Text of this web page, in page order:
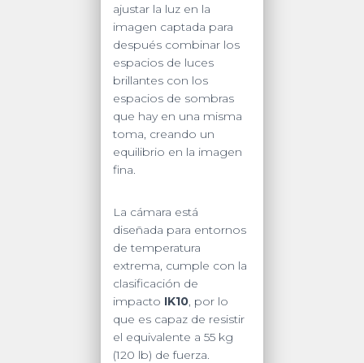
ajustar la luz en la
imagen captada para
después combinar los
espacios de luces
brillantes con los
espacios de sombras
que hay en una misma
toma, creando un
equilibrio en la imagen
fina.
La cámara está
diseñada para entornos
de temperatura
extrema, cumple con la
clasificación de
impacto IK10, por lo
que es capaz de resistir
el equivalente a 55 kg
(120 lb) de fuerza.